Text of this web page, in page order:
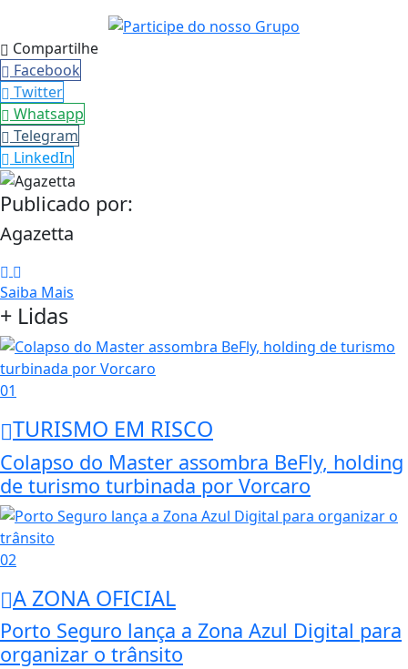
Compartilhe
Facebook
Twitter
Whatsapp
Telegram
LinkedIn
Publicado por:
Agazetta
Saiba Mais
+ Lidas
01
TURISMO EM RISCO
Colapso do Master assombra BeFly, holding
de turismo turbinada por Vorcaro
02
A ZONA OFICIAL
Porto Seguro lança a Zona Azul Digital para
organizar o trânsito